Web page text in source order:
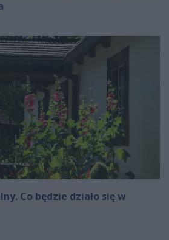
Co będzie działo się w